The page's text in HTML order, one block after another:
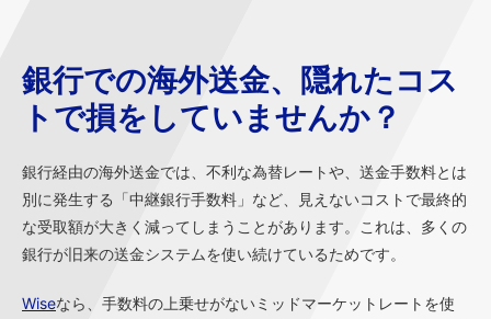
銀行での海外送金、隠れたコス
トで損をしていませんか？
銀行経由の海外送金では、不利な為替レートや、送金手数料とは
別に発生する「中継銀行手数料」など、見えないコストで最終的
な受取額が大きく減ってしまうことがあります。これは、多くの
銀行が旧来の送金システムを使い続けているためです。
Wiseなら、手数料の上乗せがないミッドマーケットレートを使